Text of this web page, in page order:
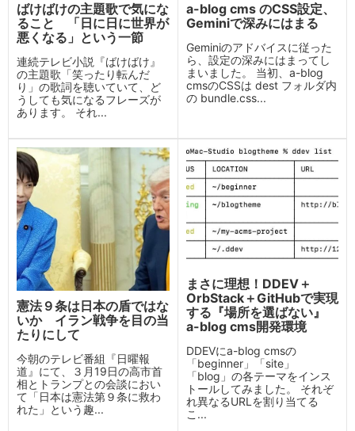
ばけばけの主題歌で気にな
ること 「日に日に世界が
悪くなる」という一節
連続テレビ小説『ばけばけ』
の主題歌「笑ったり転んだ
り」の歌詞を聴いていて、ど
うしても気になるフレーズが
あります。 それ...
a-blog cms のCSS設定、
Geminiで深みにはまる
Geminiのアドバイスに従った
ら、設定の深みにはまってし
まいました。 当初、a-blog
cmsのCSSは dest フォルダ内
の bundle.css...
憲法９条は日本の盾ではな
いか イラン戦争を目の当
たりにして
今朝のテレビ番組『日曜報
道』にて、３月19日の高市首
相とトランプとの会談におい
て「日本は憲法第９条に救わ
れた」という趣...
まさに理想！DDEV＋
OrbStack＋GitHubで実現
する『場所を選ばない』
a-blog cms開発環境
DDEVにa-blog cmsの
「beginner」「site」
「blog」の各テーマをインス
トールしてみました。 それぞ
れ異なるURLを割り当てる
こ...